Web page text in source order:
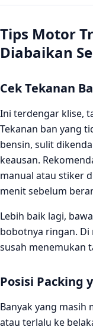
Tips Motor
Diabaikan
Cek Tekanan
Ini terdengar klise,
Tekanan ban yang
bensin, sulit
keausan.
manual atau stiker
menit sebelum
Lebih baik lagi,
bobotnya ringan.
susah menemukan
Posisi Packing
Banyak yang masih
atau terlalu ke